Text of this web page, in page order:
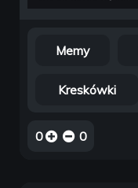
Memy
Kreskówki
0 0